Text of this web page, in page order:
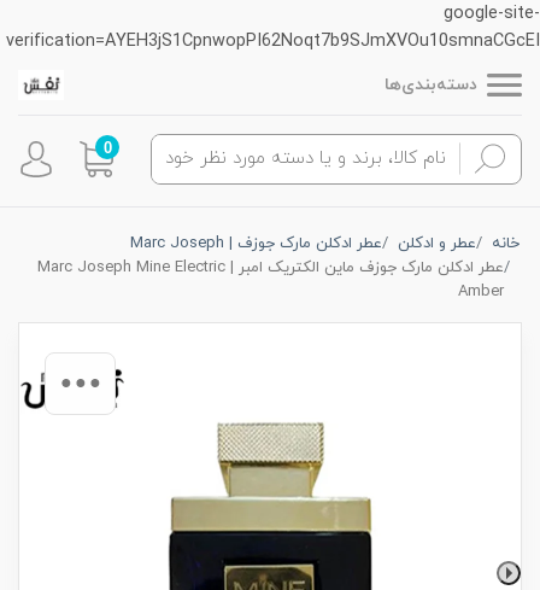
google-site-
verification=AYEH3jS1CpnwopPI62Noqt7b9SJmXVOu10smnaCGcEI
دسته‌بندی‌ها
0
خانه عطر و ادکلن
عطر ادکلن مارک جوزف | Marc Joseph
عطر ادکلن مارک جوزف ماین الکتریک امبر | Marc Joseph Mine Electric
Amber